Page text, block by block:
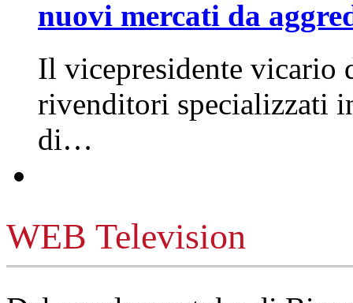
nuovi mercati da
Il vicepresidente vicario
rivenditori specializzati
di…
WEB Television